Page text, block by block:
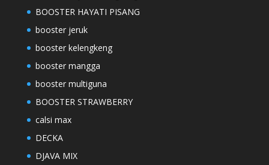
BOOSTER HAYATI PISANG
booster jeruk
booster kelengkeng
booster mangga
booster multiguna
BOOSTER STRAWBERRY
calsi max
DECKA
DJAVA MIX